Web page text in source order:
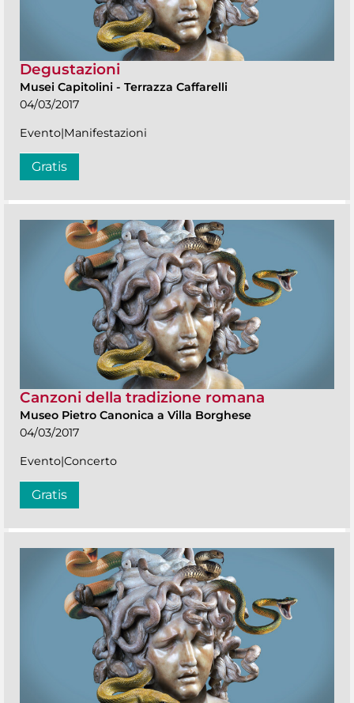
Degustazioni
Musei Capitolini - Terrazza Caffarelli
04/03/2017
Evento|Manifestazioni
Gratis
Canzoni della tradizione romana
Museo Pietro Canonica a Villa Borghese
04/03/2017
Evento|Concerto
Gratis